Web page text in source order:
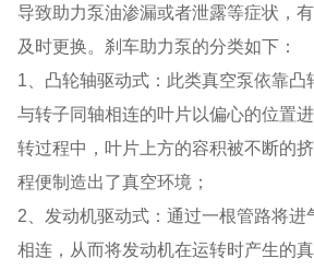
导致助力泵油渗漏或者泄露等症状，
及时更换。刹车助力泵的分类如下：
1、凸轮轴驱动式：此类真空泵依靠凸
与转子同轴相连的叶片以偏心的位置
转过程中，叶片上方的容积被不断的
程便制造出了真空环境；
2、发动机驱动式：通过一根管路将进
相连，从而将发动机在运转时产生的